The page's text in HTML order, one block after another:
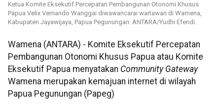
Ketua Komite Eksekutif Percepatan Pembangunan Otonomi Khusus
Papua Velix Vernando Wanggai diwawancarai wartawan di Wamena,
Kabupaten Jayawijaya, Papua Pegunungan. ANTARA/Yudhi Efendi.
Wamena (ANTARA) - Komite Eksekutif Percepatan
Pembangunan Otonomi Khusus Papua atau Komite
Eksekutif Papua menyatakan Community Gateway
Wamena merupakan kemajuan internet di wilayah
Papua Pegunungan (Papeg)